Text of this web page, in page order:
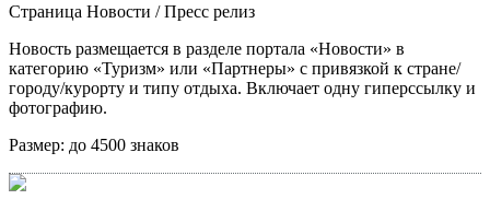
Страница Новости / Пресс релиз
Новость размещается в разделе портала «Новости» в
категорию «Туризм» или «Партнеры» с привязкой к стране/
городу/курорту и типу отдыха. Включает одну гиперссылку и
фотографию.
Размер: до 4500 знаков